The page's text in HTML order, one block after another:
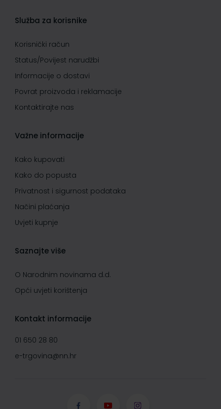
Služba za korisnike
Korisnički račun
Status/Povijest narudžbi
Informacije o dostavi
Povrat proizvoda i reklamacije
Kontaktirajte nas
Važne informacije
Kako kupovati
Kako do popusta
Privatnost i sigurnost podataka
Načini plaćanja
Uvjeti kupnje
Saznajte više
O Narodnim novinama d.d.
Opći uvjeti korištenja
Kontakt informacije
01 650 28 80
e-trgovina@nn.hr